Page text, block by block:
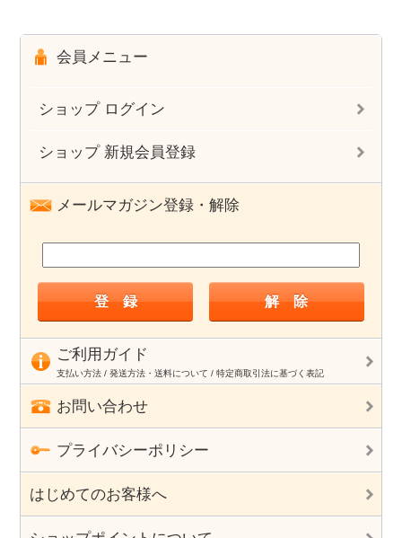
会員メニュー
ショップ ログイン
ショップ 新規会員登録
メールマガジン登録・解除
ご利用ガイド
支払い方法 / 発送方法・送料について / 特定商取引法に基づく表記
お問い合わせ
プライバシーポリシー
はじめてのお客様へ